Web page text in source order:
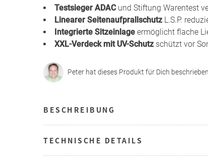
Testsieger ADACund Stiftung Warentest
Linearer SeitenaufprallschutzL.S.P.
Integrierte Sitzeinlage ermöglicht flache
XXL-Verdeck mit UV-Schutzschützt vor
Peter hat dieses Produkt für Dich
BESCHREIBUNG
TECHNISCHE DETAILS